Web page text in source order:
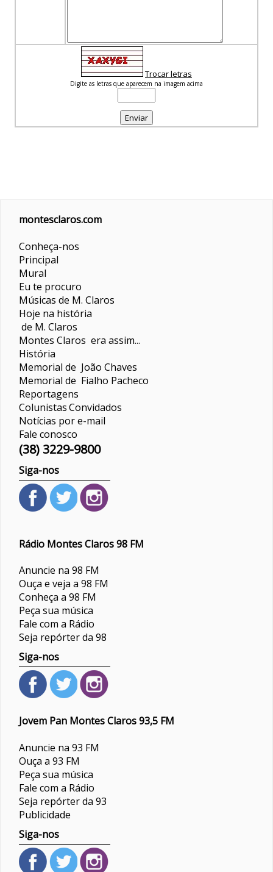
Trocar letras
Digite as letras que aparecem na imagem acima
montesclaros.com
Conheça-nos
Principal
Mural
Eu te procuro
Músicas de M. Claros
Hoje na história
de M. Claros
Montes Claros era assim...
História
Memorial de João Chaves
Memorial de Fialho Pacheco
Reportagens
ColunistasConvidados
Notícias por e-mail
Fale conosco
(38) 3229-9800
Siga-nos
Rádio Montes Claros 98 FM
Anuncie na 98 FM
Ouça e veja a 98 FM
Conheça a 98 FM
Peça sua música
Fale com a Rádio
Seja repórter da 98
Siga-nos
Jovem Pan Montes Claros 93,5 FM
Anuncie na 93 FM
Ouça a 93 FM
Peça sua música
Fale com a Rádio
Seja repórter da 93
Publicidade
Siga-nos